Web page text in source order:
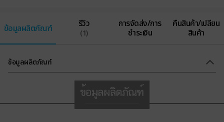
ข้อมูลผลิตภัณฑ์ รีวิว
(1)
การจัดส่ง/การ
ชำระเงิน
คืนสินค้า/เปลี่ยน
สินค้า
ข้อมูลผลิตภัณฑ์